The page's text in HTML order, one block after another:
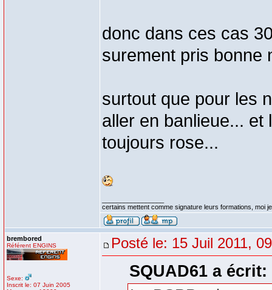
donc dans ces cas
surement pris bonne
surtout que pour les
aller en banlieue...
toujours rose...
certains mettent comme signature leurs formations, moi
brembored
Référent ENGINS
Sexe:
Inscrit le: 07 Juin 2005
Posté le: 15 Juil 2011,
SQUAD61 a écrit: